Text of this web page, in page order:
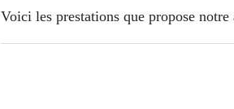
Voici les prestations que propose notre